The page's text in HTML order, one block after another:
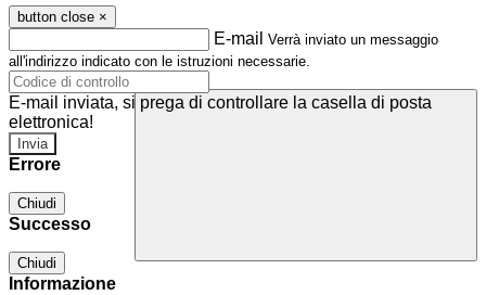
button close ×
E-mail Verrà inviato un messaggio
all'indirizzo indicato con le istruzioni necessarie.
E-mail inviata, si prega di controllare la casella di posta
elettronica!
Errore
Chiudi
Successo
Chiudi
Informazione